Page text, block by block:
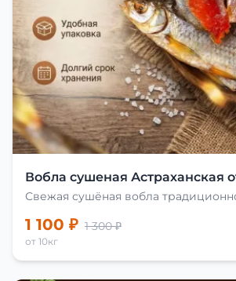
Вобла сушеная Астраханская
Свежая сушёная вобла
1 100 ₽ 1 300 ₽
от 10кг